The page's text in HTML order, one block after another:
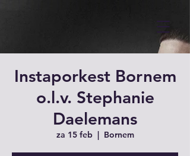
Instaporkest Bornem
o.l.v. Stephanie
Daelemans
za 15 feb
  |
Bornem